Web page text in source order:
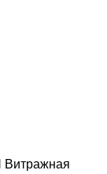
Витражная